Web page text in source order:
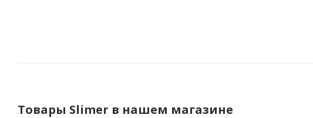
Товары Slimer в нашем магазине